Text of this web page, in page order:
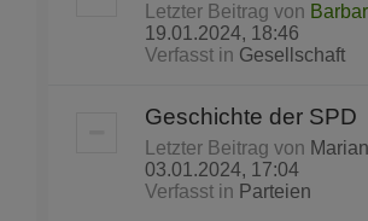
Letzter Beitrag von
19.01.2024, 18:46
Verfasst in Gesellschaft
Geschichte der SPD
Letzter Beitrag von
03.01.2024, 17:04
Verfasst in Parteien